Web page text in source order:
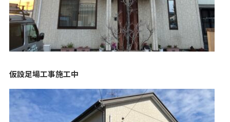
仮設足場工事施工中